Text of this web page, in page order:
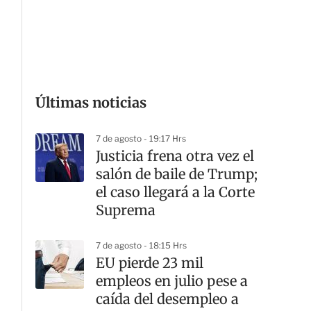
Últimas noticias
7 de agosto - 19:17 Hrs
Justicia frena otra vez el
salón de baile de Trump;
el caso llegará a la Corte
Suprema
7 de agosto - 18:15 Hrs
EU pierde 23 mil
empleos en julio pese a
caída del desempleo a